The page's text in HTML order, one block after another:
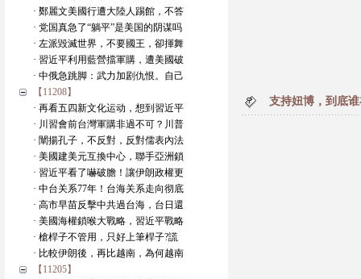
· 鄭麗文美國行遭大陸人踢館，不答
· 党国真急了“躺平”是美国的阴谋吗
· 左派毀滅世界，不要國王，卻揮舞
· 習近平利用藍營擋軍購，遭美國破
· 中俄急跳脚：武力加剧仇恨。自己
【11208】
· 再看五四新文化运动，想到習近平
· 川習會前台灣軍購非過不可？川普
· 闡揚孔子，不反對，反對儒表內法
· 美國建美元互換中心，聯手亞洲鎖
· 習近平看了嚇破膽！讓伊朗政權更
· 中台关系77年！台海关系走向彻底
· 高市早苗反擊中共過台海，台日還
· 美國海權鎖喉大戰略，習近平戰略
· 槍桿子不管用，只好上筆桿子?謊
· 比較伊朗後，再比越南，為何越南
【11205】
支持妞博，到底